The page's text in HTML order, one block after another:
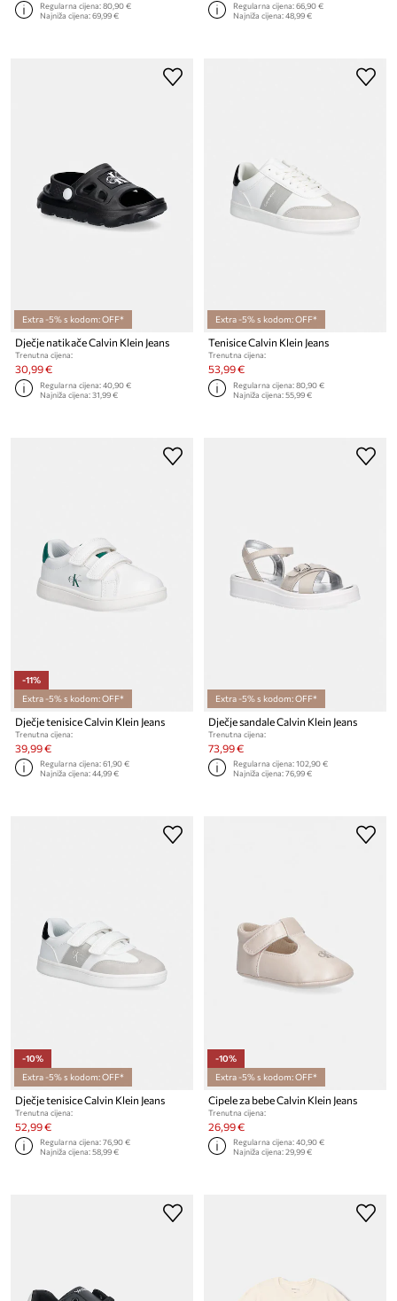
Regularna cijena:80,90 €
Najniža cijena:69,99 €
Regularna cijena:66,90 €
Najniža cijena:48,99 €
Extra -5% s kodom: OFF*
Dječje natikače Calvin Klein Jeans
Trenutna cijena:
30,99 €
Regularna cijena:40,90 €
Najniža cijena:31,99 €
Extra -5% s kodom: OFF*
Tenisice Calvin Klein Jeans
Trenutna cijena:
53,99 €
Regularna cijena:80,90 €
Najniža cijena:55,99 €
-11%
Extra -5% s kodom: OFF*
Dječje tenisice Calvin Klein Jeans
Trenutna cijena:
39,99 €
Regularna cijena:61,90 €
Najniža cijena:44,99 €
Extra -5% s kodom: OFF*
Dječje sandale Calvin Klein Jeans
Trenutna cijena:
73,99 €
Regularna cijena:102,90 €
Najniža cijena:76,99 €
-10%
Extra -5% s kodom: OFF*
Dječje tenisice Calvin Klein Jeans
Trenutna cijena:
52,99 €
Regularna cijena:76,90 €
Najniža cijena:58,99 €
-10%
Extra -5% s kodom: OFF*
Cipele za bebe Calvin Klein Jeans
Trenutna cijena:
26,99 €
Regularna cijena:40,90 €
Najniža cijena:29,99 €